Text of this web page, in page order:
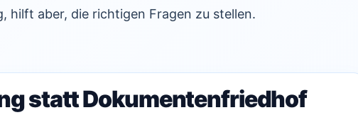
hilft aber, die richtigen Fragen zu stellen.
statt Dokumentenfriedhof